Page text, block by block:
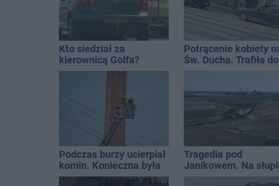
Kto siedział za
kierownicą Golfa?
Kierowca zbiegł po
Potrącenie kobiety
Św. Ducha. Trafiła do
Podczas burzy ucierpiał
komin. Konieczna była
interwencja strażaków
Tragedia pod
Janikowem. Na
energetycznym